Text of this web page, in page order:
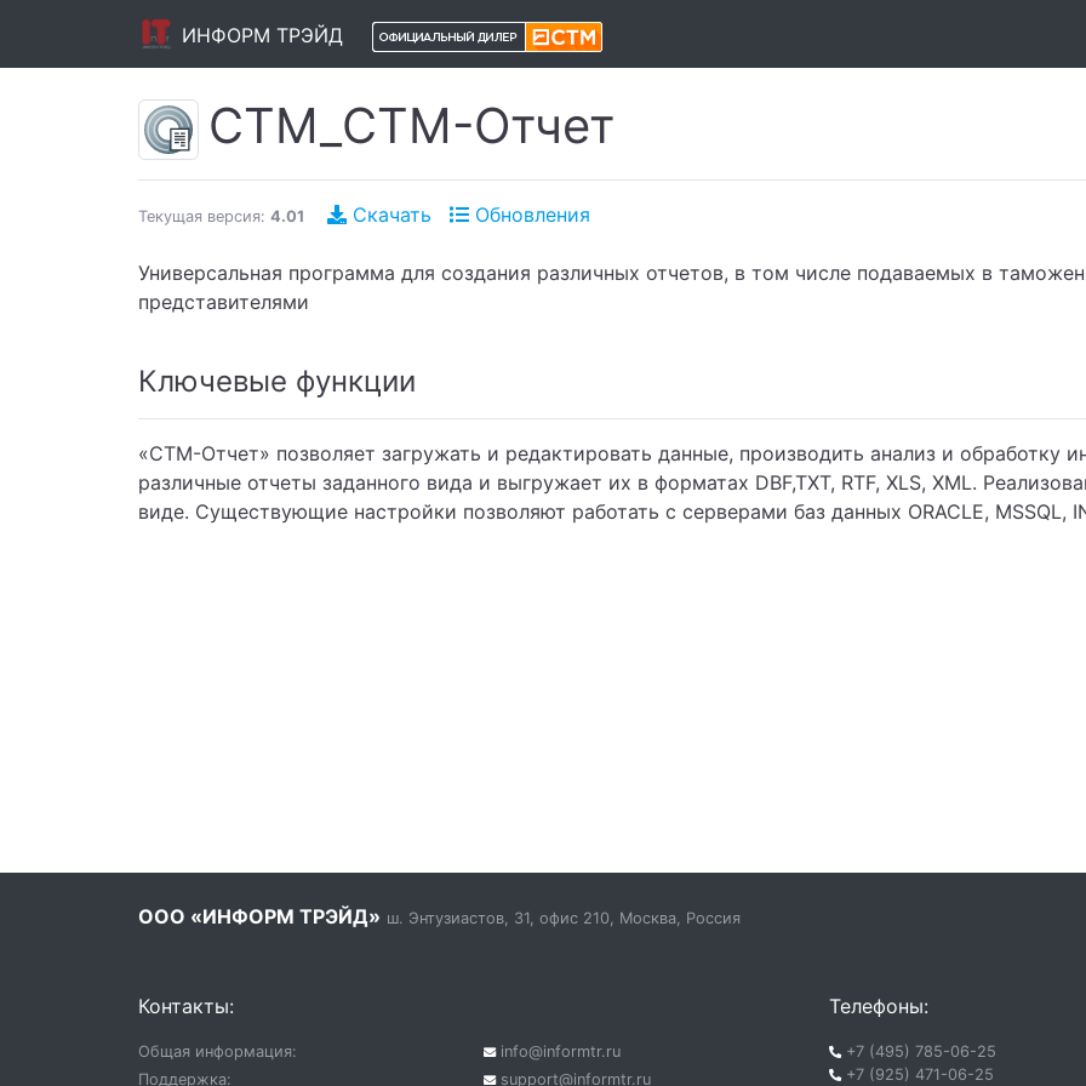
ИНФОРМ ТРЭЙД
CTM_СТМ-Отчет
Текущая версия: 4.01 Скачать Обновления
Универсальная программа для создания различных отчетов, в том числе подаваемых в
представителями
Ключевые функции
«СТМ-Отчет» позволяет загружать и редактировать данные, производить анализ и
различные отчеты заданного вида и выгружает их в форматах DBF,TXT, RTF, XLS, XML.
виде. Существующие настройки позволяют работать с серверами баз данных ORACLE, MSSQL,
ООО «ИНФОРМ ТРЭЙД» ш. Энтузиастов, 31, офис 210, Москва, Россия
Контакты: Телефоны:
Общая информация:
info@informtr.ru
Поддержка:
support@informtr.ru
+7 (495) 785-06-25
+7 (925) 471-06-25